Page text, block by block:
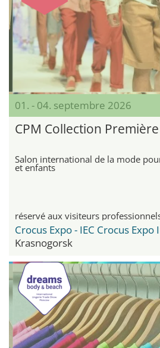
01. - 04. septembre 2026
CPM Collection
Salon international de la mode
et enfants
réservé aux visiteurs
Krasnogorsk